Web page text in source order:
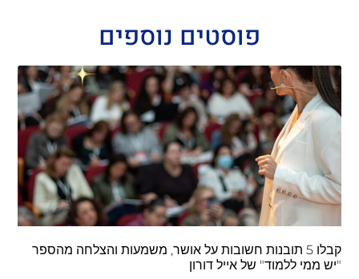
פוסטים נוספים
קבלו 5 תובנות חשובות על אושר, משמעות והצלחה מהספר
"יש ממי ללמוד" של אייל דורון